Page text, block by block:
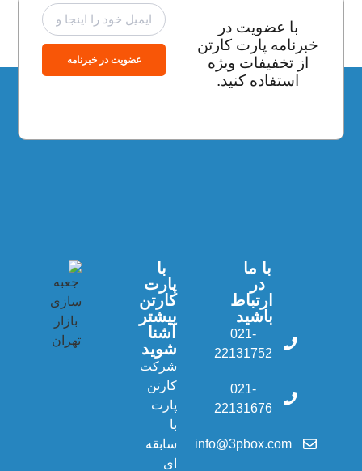
با عضویت در
خبرنامه پارت کارتن
از تخفیفات ویژه
استفاده کنید.
عضویت در خبرنامه
با ما
در
ارتباط
باشید
021-
22131752
021-
22131676
info@3pbox.com
با
پارت
کارتن
بیشتر
آشنا
شوید
شرکت
کارتن
پارت
با
سابقه
ای